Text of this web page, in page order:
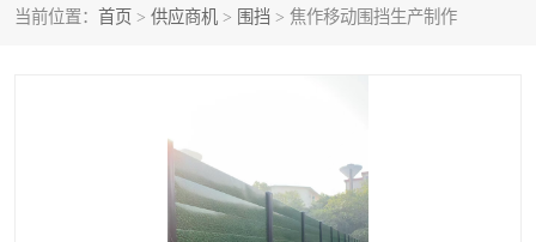
当前位置： 首页 > 供应商机 > 围挡 > 焦作移动围挡生产制作
建筑围挡 楼层板
彩钢板